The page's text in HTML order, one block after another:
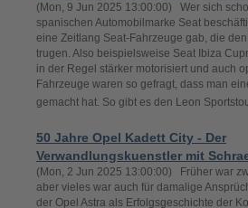
(Mon, 9 Jun 2025 13:00:00) Wer sich
spanischen Automobilmarke Seat
eine Zeitlang Seat-Fahrzeuge gab, die
trugen. Also beispielsweise Seat Ibiza
in der Regel stärker motorisiert und auch
Fahrzeuge waren so gefragt, dass man
gemacht hat. So gibt es den Leon
50 Jahre Opel Kadett City - Der
Verwandlungskuenstler mit
(Mon, 2 Jun 2025 13:00:00) Früher war
aber vieles war auch für damalige
der Opel Astra als Erfolgsgeschichte der